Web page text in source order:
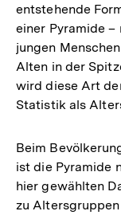
entstehende
einer Pyramide
jungen
Alten in der
wird diese Art
Statistik als
Beim
ist die Pyramide
hier gewählten
zu